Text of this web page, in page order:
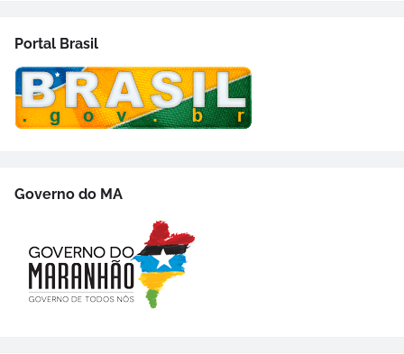
Portal Brasil
Governo do MA